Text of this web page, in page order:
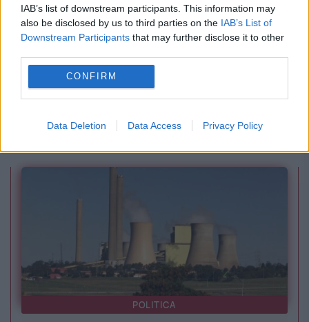
IAB’s list of downstream participants. This information may
also be disclosed by us to third parties on the IAB’s List of
Downstream Participants that may further disclose it to other
CONFIRM
Data Deletion Data Access Privacy Policy
Cotroceni. Dezvăluirile lui Rareș Bogdan
POLITICA